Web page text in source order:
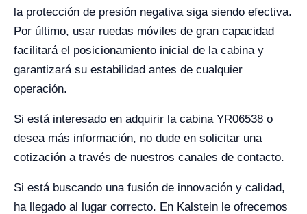
la protección de presión negativa siga siendo efectiva.
Por último, usar ruedas móviles de gran capacidad
facilitará el posicionamiento inicial de la cabina y
garantizará su estabilidad antes de cualquier
operación.
Si está interesado en adquirir la cabina YR06538 o
desea más información, no dude en solicitar una
cotización a través de nuestros canales de contacto.
Si está buscando una fusión de innovación y calidad,
ha llegado al lugar correcto. En Kalstein le ofrecemos